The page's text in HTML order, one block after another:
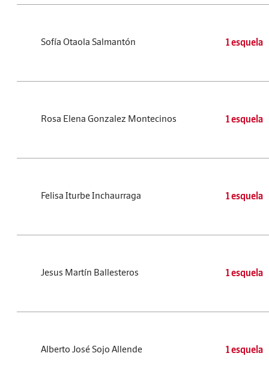
Sofía Otaola Salmantón 1 esquela
Rosa Elena Gonzalez Montecinos 1 esquela
Felisa Iturbe Inchaurraga 1 esquela
Jesus Martín Ballesteros 1 esquela
Alberto José Sojo Allende 1 esquela